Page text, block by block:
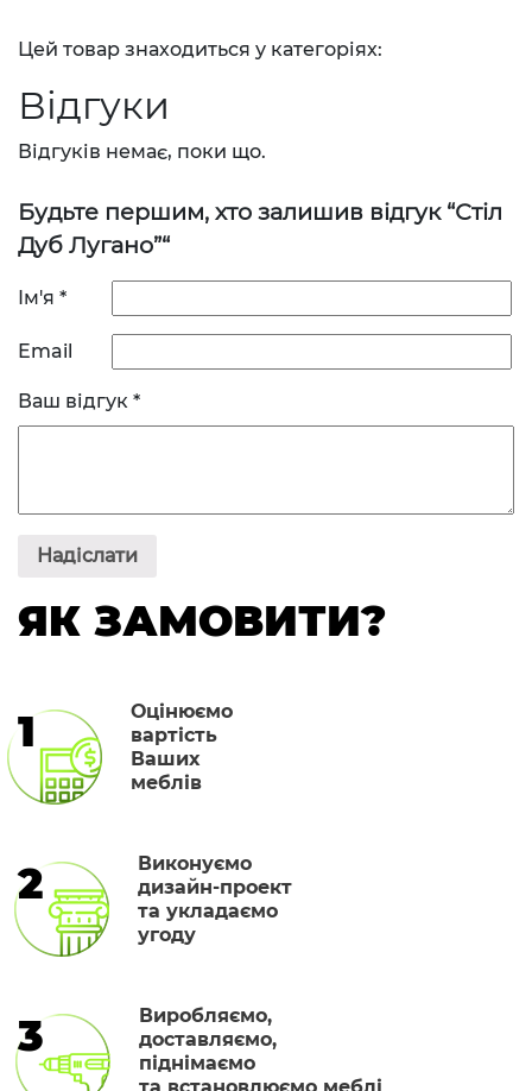
Цей товар знаходиться у категоріях:
Відгуки
Відгуків немає, поки що.
Будьте першим, хто залишив відгук “Стіл
Дуб Лугано”“
Ім'я *
Email
Ваш відгук *
ЯК ЗАМОВИТИ?
1
Оцінюємо
вартість
Ваших
меблів
2
Виконуємо
дизайн-проект
та укладаємо
угоду
3
Виробляємо,
доставляємо,
піднімаємо